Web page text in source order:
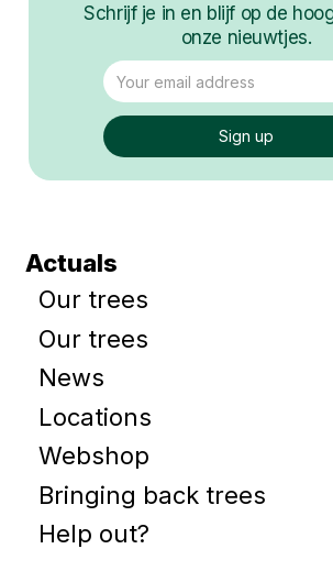
Schrijf je in en blijf op de
onze nieuwtjes.
Actuals
Our trees
Our trees
News
Locations
Webshop
Bringing back trees
Help out?